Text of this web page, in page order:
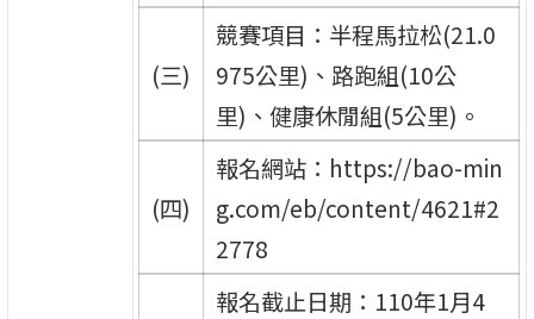
(三)
競賽項目：半程馬拉松(21.0
975公里)、路跑組(10公
里)、健康休閒組(5公里)。
(四)
報名網站：https://bao-min
g.com/eb/content/4621#2
2778
報名截止日期：110年1月4